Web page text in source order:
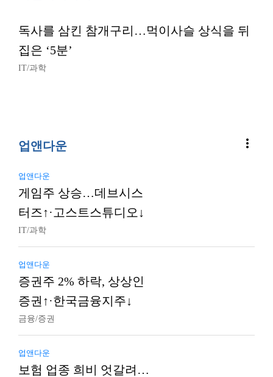
독사를 삼킨 참개구리…먹이사슬 상식을 뒤
집은 ‘5분’
IT/과학
업앤다운 more_vert
업앤다운
게임주 상승…데브시스
터즈↑·고스트스튜디오↓
IT/과학
업앤다운
증권주 2% 하락, 상상인
증권↑·한국금융지주↓
금융/증권
업앤다운
보험 업종 희비 엇갈려…